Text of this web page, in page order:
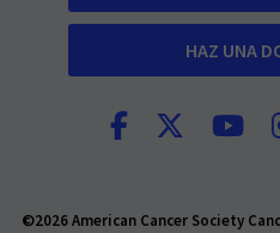
HAZ UNA
©2026 American Cancer Society